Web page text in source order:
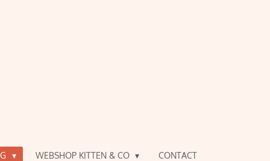
WEBSHOP KITTEN & CO CONTACT